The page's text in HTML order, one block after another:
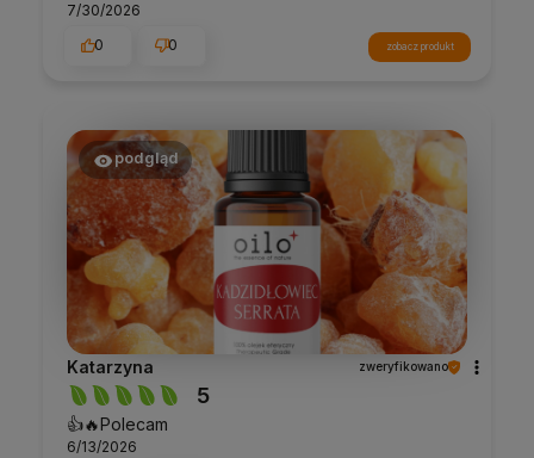
7/30/2026
0
0 zobacz produkt
podgląd
Katarzyna zweryfikowano
5
👍️🔥Polecam
6/13/2026